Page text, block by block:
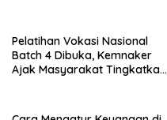
Pelatihan Vokasi Nasional
Batch 4 Dibuka, Kemnaker
Ajak Masyarakat Tingkatkan